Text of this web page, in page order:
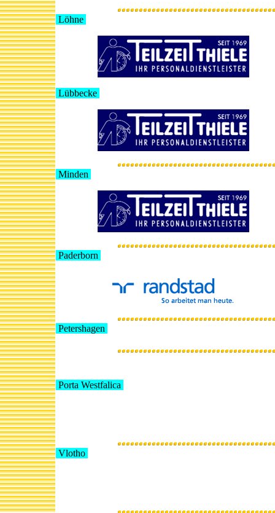
Löhne
Lübbecke
Minden
Paderborn
Petershagen
Porta Westfalica
Vlotho